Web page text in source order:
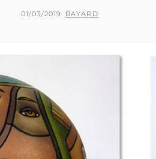
POSTED
01/03/2019 BY
BAYARD